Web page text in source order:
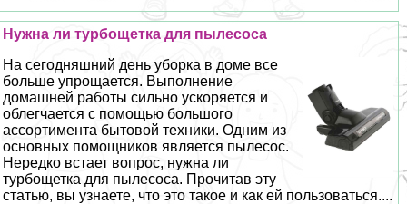
Нужна ли турбощетка для пылесоса
На сегодняшний день уборка в доме все
больше упрощается. Выполнение
домашней работы сильно ускоряется и
облегчается с помощью большого
ассортимента бытовой техники. Одним из
основных помощников является пылесос.
Нередко встает вопрос, нужна ли
турбощетка для пылесоса. Прочитав эту
статью, вы узнаете, что это такое и как ей пользоваться....